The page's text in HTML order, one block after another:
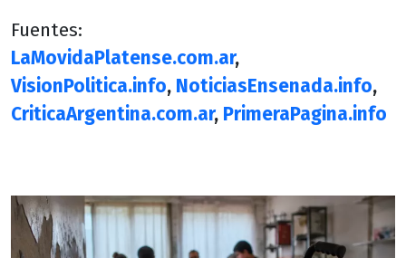
Fuentes:
LaMovidaPlatense.com.ar,
VisionPolitica.info, NoticiasEnsenada.info,
CriticaArgentina.com.ar, PrimeraPagina.info